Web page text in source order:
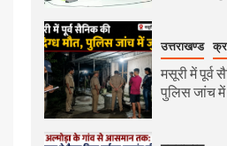
उत्तराखण्ड
मसूरी में पूर्व
पुलिस जांच